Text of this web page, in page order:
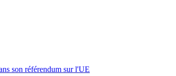
son référendum sur l'UE